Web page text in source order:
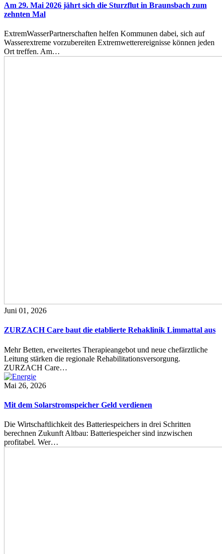
Am 29. Mai 2026 jährt sich die Sturzflut in Braunsbach zum
zehnten Mal
ExtremWasserPartnerschaften helfen Kommunen dabei, sich auf
Wasserextreme vorzubereiten Extremwetterereignisse können jeden
Ort treffen. Am…
Juni 01, 2026
ZURZACH Care baut die etablierte Rehaklinik Limmattal aus
Mehr Betten, erweitertes Therapieangebot und neue chefärztliche
Leitung stärken die regionale Rehabilitationsversorgung.
ZURZACH Care…
Mai 26, 2026
Mit dem Solarstromspeicher Geld verdienen
Die Wirtschaftlichkeit des Batteriespeichers in drei Schritten
berechnen Zukunft Altbau: Batteriespeicher sind inzwischen
profitabel. Wer…